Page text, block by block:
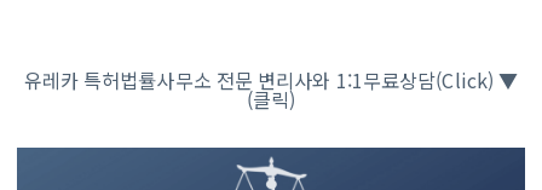
​유레카 특허법률사무소 전문 변리사와 1:1무료상담(Click) ▼
(클릭)